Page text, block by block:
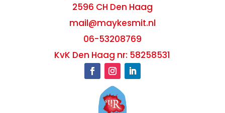
2596 CH Den Haag
mail@maykesmit.nl
06-53208769
KvK Den Haag nr: 58258531